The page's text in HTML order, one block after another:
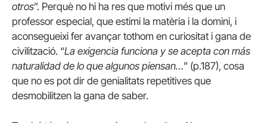
otros”. Perquè no hi ha res que motivi més que un
professor especial, que estimi la matèria i la domini, i
aconsegueixi fer avançar tothom en curiositat i gana de
civilització. “La exigencia funciona y se acepta con más
naturalidad de lo que algunos piensan…” (p.187), cosa
que no es pot dir de genialitats repetitives que
desmobilitzen la gana de saber.